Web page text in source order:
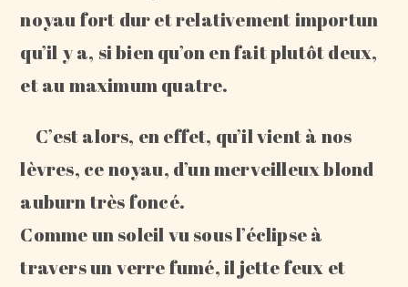
noyau fort dur et relativement importun
qu’il y a, si bien qu’on en fait plutôt deux,
et au maximum quatre.
C’est alors, en effet, qu’il vient à nos
lèvres, ce noyau, d’un merveilleux blond
auburn très foncé.
Comme un soleil vu sous l’éclipse à
travers un verre fumé, il jette feux et